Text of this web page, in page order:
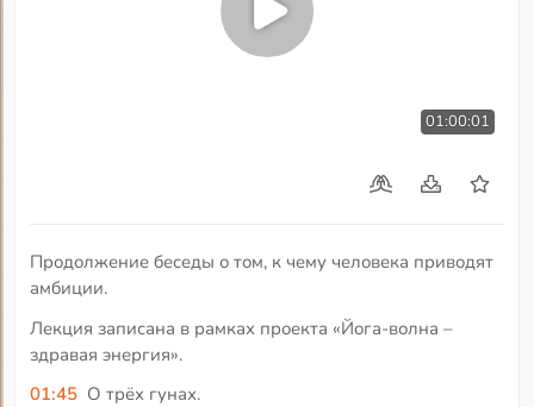
01:00:01
Продолжение беседы о том, к чему человека приводят
амбиции.
Лекция записана в рамках проекта «Йога-волна –
здравая энергия».
01:45 О трёх гунах.